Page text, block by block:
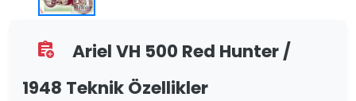
assignment_add
Ariel VH 500 Red Hunter /
1948 Teknik Özellikler